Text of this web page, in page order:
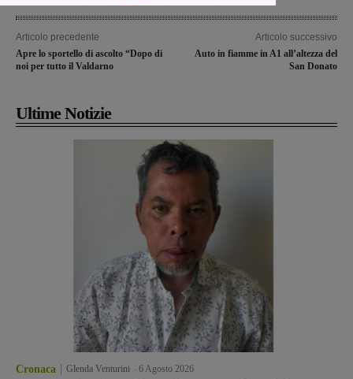
Articolo precedente
Apre lo sportello di ascolto “Dopo di
noi per tutto il Valdarno
Articolo successivo
Auto in fiamme in A1 all’altezza del
San Donato
Ultime Notizie
Cronaca Glenda Venturini 6 Agosto 2026